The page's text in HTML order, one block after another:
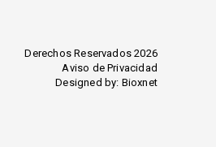
Derechos Reservados 2026
Aviso de Privacidad
Designed by: Bioxnet